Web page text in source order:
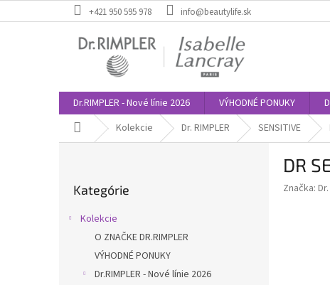
na
+421 950 595 978 info@beautylife.sk
Dr.RIMPLER - Nové línie 2026 VÝHODNÉ PONUKY
DomovKolekcie Dr. RIMPLER SENSITIVE
kategórie
Kategórie
Kolekcie
O ZNAČKE DR.RIMPLER
VÝHODNÉ PONUKY
Dr.RIMPLER - Nové línie 2026
DR
Značka: